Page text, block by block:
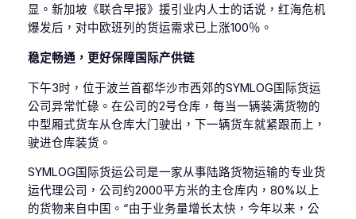
显。新加坡《联合早报》援引业内人士的话说，红海危机
爆发后，对中欧班列的货运需求已上涨100％。
稳定畅通，更好保障国际产供链
下午3时，位于波兰首都华沙市西郊的SYMLOG国际货运
公司异常忙碌。在公司的2号仓库，每当一辆装满货物的
中型厢式货车从仓库大门驶出，下一辆货车就紧跟而上，
驶进仓库装货。
SYMLOG国际货运公司是一家从事陆路货物运输的专业货
运代理公司，公司约2000平方米的主仓库内，80%以上
的货物来自中国。“由于业务量增长太快，今年以来，公